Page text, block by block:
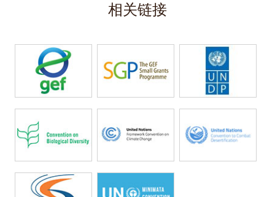
相关链接